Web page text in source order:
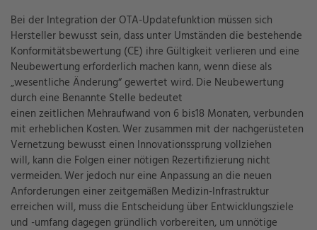
Bei der Integration der OTA-Updatefunktion müssen sich
Hersteller bewusst sein, dass unter Umständen die bestehende
Konformitätsbewertung (CE) ihre Gültigkeit verlieren und eine
Neubewertung erforderlich machen kann, wenn diese als
„wesentliche Änderung“ gewertet wird. Die Neubewertung
durch eine Benannte Stelle bedeutet
einen zeitlichen Mehraufwand von 6 bis18 Monaten, verbunden
mit erheblichen Kosten. Wer zusammen mit der nachgerüsteten
Vernetzung bewusst einen Innovationssprung vollziehen
will, kann die Folgen einer nötigen Rezertifizierung nicht
vermeiden. Wer jedoch nur eine Anpassung an die neuen
Anforderungen einer zeitgemäßen Medizin-Infrastruktur
erreichen will, muss die Entscheidung über Entwicklungsziele
und -umfang dagegen gründlich vorbereiten, um unnötige